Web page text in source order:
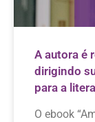
A autora é
dirigindo
para a
O ebook